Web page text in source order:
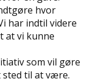
hvor
har indtil videre
at vi kunne
som vil gøre
til at være.